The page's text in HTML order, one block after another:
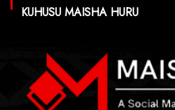
KUHUSU MAISHA HURU